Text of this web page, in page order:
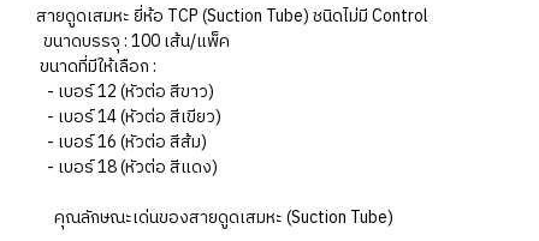
สายดูดเสมหะ ยี่ห้อ TCP (Suction Tube) ชนิดไม่มี Control
ขนาดบรรจุ : 100 เส้น/แพ็ค
ขนาดที่มีให้เลือก :
- เบอร์ 12 (หัวต่อ สีขาว)
- เบอร์ 14 (หัวต่อ สีเขียว)
- เบอร์ 16 (หัวต่อ สีส้ม)
- เบอร์ 18 (หัวต่อ สีแดง)
คุณลักษณะเด่นของสายดูดเสมหะ (Suction Tube)